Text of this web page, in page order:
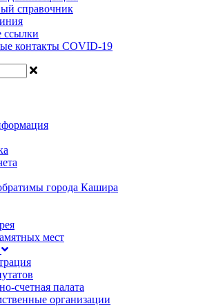
справочник
ссылки
контакты COVID-19
города Кашира
мест
счетная палата
организации